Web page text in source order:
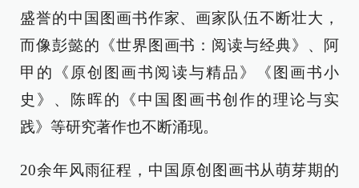
盛誉的中国图画书作家、画家队伍不断壮大，
而像彭懿的《世界图画书：阅读与经典》、阿
甲的《原创图画书阅读与精品》《图画书小
史》、陈晖的《中国图画书创作的理论与实
践》等研究著作也不断涌现。
20余年风雨征程，中国原创图画书从萌芽期的